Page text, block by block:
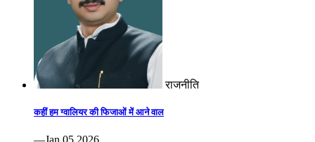
राजनीति
कहीं हम ग्वालियर की फिजाओं में आने वाल